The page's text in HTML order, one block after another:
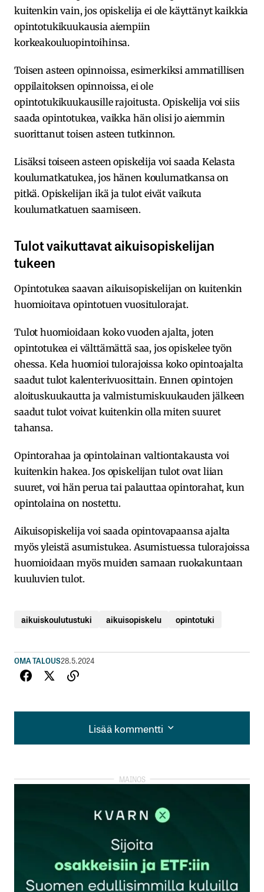
kuitenkin vain, jos opiskelija ei ole käyttänyt kaikkia
opintotukikuukausia aiempiin
korkeakouluopintoihinsa.
Toisen asteen opinnoissa, esimerkiksi ammatillisen
oppilaitoksen opinnoissa, ei ole
opintotukikuukausille rajoitusta. Opiskelija voi siis
saada opintotukea, vaikka hän olisi jo aiemmin
suorittanut toisen asteen tutkinnon.
Lisäksi toiseen asteen opiskelija voi saada Kelasta
koulumatkatukea, jos hänen koulumatkansa on
pitkä. Opiskelijan ikä ja tulot eivät vaikuta
koulumatkatuen saamiseen.
Tulot vaikuttavat aikuisopiskelijan
tukeen
Opintotukea saavan aikuisopiskelijan on kuitenkin
huomioitava opintotuen vuositulorajat.
Tulot huomioidaan koko vuoden ajalta, joten
opintotukea ei välttämättä saa, jos opiskelee työn
ohessa. Kela huomioi tulorajoissa koko opintoajalta
saadut tulot kalenterivuosittain. Ennen opintojen
aloituskuukautta ja valmistumiskuukauden jälkeen
saadut tulot voivat kuitenkin olla miten suuret
tahansa.
Opintorahaa ja opintolainan valtiontakausta voi
kuitenkin hakea. Jos opiskelijan tulot ovat liian
suuret, voi hän perua tai palauttaa opintorahat, kun
opintolaina on nostettu.
Aikuisopiskelija voi saada opintovapaansa ajalta
myös yleistä asumistukea. Asumistuessa tulorajoissa
huomioidaan myös muiden samaan ruokakuntaan
kuuluvien tulot.
aikuiskoulutustuki aikuisopiskelu opintotuki
OMA TALOUS28.5.2024
Lisää kommentti
Lisää kommentti
kirjautua
rekisteröityä